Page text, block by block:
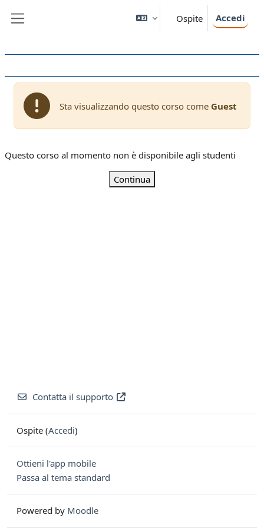
Ospite Accedi
Sta visualizzando questo corso come Guest
Questo corso al momento non è disponibile agli studenti
Continua
Contatta il supporto
Ospite (Accedi)
Ottieni l'app mobile
Passa al tema standard
Powered by Moodle